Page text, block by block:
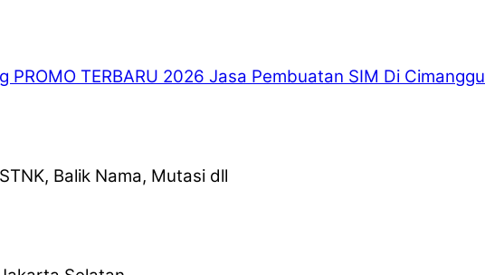
TERBARU 2026 Jasa Pembuatan SIM Di Cimanggu
Balik Nama, Mutasi dll